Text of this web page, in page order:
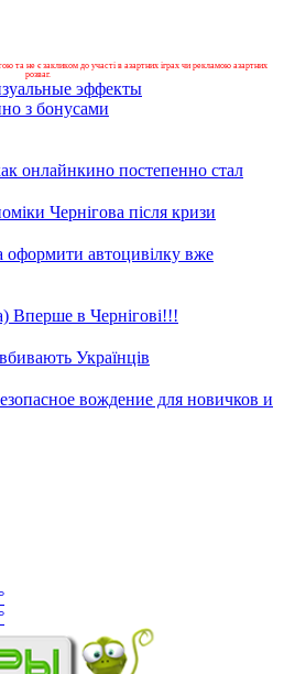
та не є закликом до участі в азартних іграх чи рекламою азартних
розваг.
з бонусами
онлайнкино постепенно стал
Чернігова після кризи
автоцивілку вже
Вперше в Чернігові!!!
Українців
вождение для новичков и